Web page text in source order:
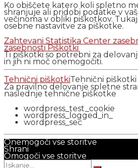
Ko obiščete katero koli spletno
shranjuje ali pridobi podatke v
večinoma v obliki piškotkov.
osebne nastavitve za piškotke.
Zahtevani Statistika Center
zasebnosti Piškotki
Ti piškotki so potrebni za
in jih ni moč onemogočiti.
Tehnični piškotkiTehnični piškotki
Za pravilno delovanje spletne
naslednje tehnične piškotke
wordpress_test_cookie
wordpress_logged_in_
wordpress_sec
Onemogoči vse storitve
Shrani
Omogoči vse storitve